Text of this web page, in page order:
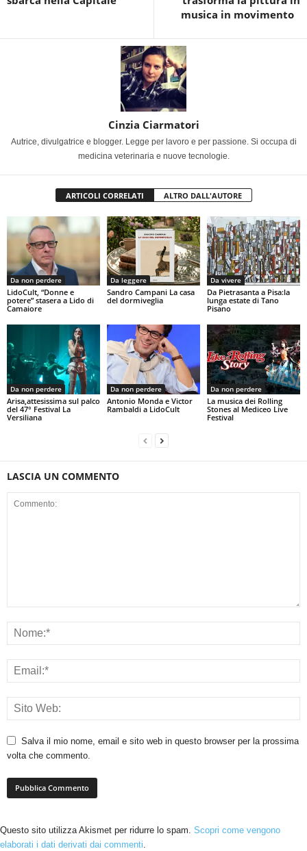
musica in movimento
Cinzia Ciarmatori
Autrice, divulgatrice e blogger. Legge per lavoro e per passione. Si occupa di
medicina veterinaria e nuove tecnologie.
ARTICOLI CORRELATI ALTRO DALL'AUTORE
Da non perdere
LidoCult, “Donne e
potere” stasera a Lido di
Camaiore
Da leggere
Sandro Campani La casa
del dormiveglia
Da vivere
Da Pietrasanta a Pisa:la
lunga estate di Tano
Pisano
Da non perdere
Arisa,attesissima sul palco
del 47° Festival La
Versiliana
Da non perdere
Antonio Monda e Victor
Rambaldi a LidoCult
Da non perdere
La musica dei Rolling
Stones al Mediceo Live
Festival
LASCIA UN COMMENTO
Salva il mio nome, email e sito web in questo browser per la prossima
volta che commento.
Questo sito utilizza Akismet per ridurre lo spam. Scopri come vengono
elaborati i dati derivati dai commenti.